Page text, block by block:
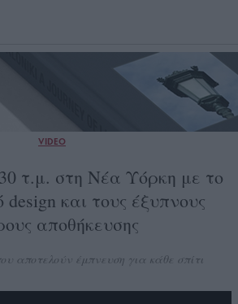
VIDEO
τ.μ. στη Νέα Υόρκη με το
design και τους έξυπνους
αποθήκευσης
αποτελούν έμπνευση για κάθε σπίτι